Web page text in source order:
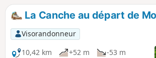
La Canche au départ de
Visorandonneur
10,42 km
+52 m
-53 m